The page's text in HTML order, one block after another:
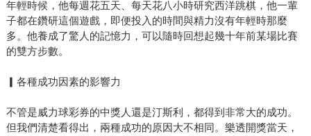
年輕時候，他每週花五天、每天花八小時研究西洋跳棋，他一輩
子都在鑽研這個遊戲，即便投入的時間與精力沒有年輕時那麼
多。他養成了驚人的記憶力，可以隨時回想起幾十年前某場比賽
的雙方步數。
▎各種成功因素的影響力
不管是威力球彩券的中獎人還是汀斯利，都得到非常大的成功。
但我們清楚看得出，兩種成功的原因大不相同。樂透開獎當天，